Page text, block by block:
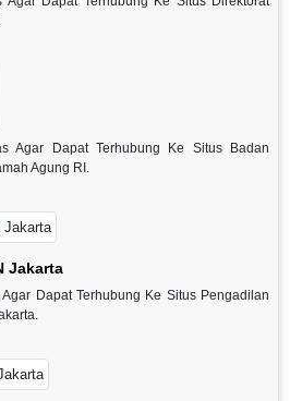
Agar Dapat Terhubung Ke Situs Badan
Agung RI.
Jakarta
Dapat Terhubung Ke Situs Pengadilan